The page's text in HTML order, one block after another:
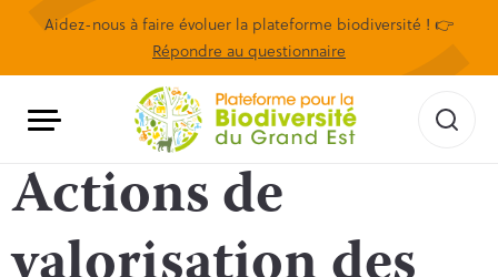
Aidez-nous à faire évoluer la plateforme biodiversité ! 👉
Répondre au questionnaire
Actions de